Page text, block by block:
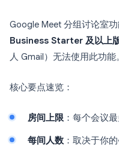
Google Meet 分组讨论室
Business Starter 及以上
人 Gmail）无法使用此功能。
核心要点速览：
房间上限 ：每个会议
每间人数 ：取决于你